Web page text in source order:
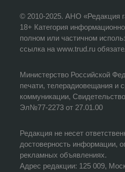
© 2010-2025. АНО «Редакция
18+ Категория
полном или частичном
ссылка на www.trud.ru
Министерство Российской
печати, телерадиовещания и
коммуникации,
Эл№77-2273 от 27.01.00
Редакция не несет
достоверность информации,
рекламных объявлениях.
Адрес редакции: 125 009,